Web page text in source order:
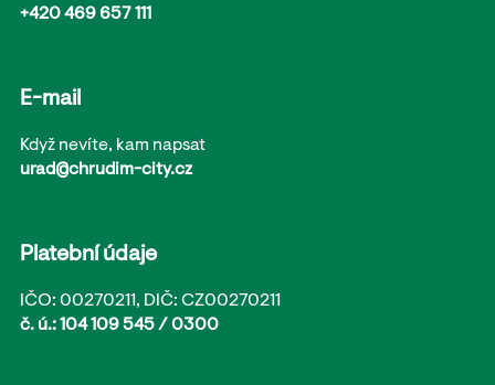
+420 469 657 111
E-mail
Když nevíte, kam napsat
urad@chrudim-city.cz
Platební údaje
IČO: 00270211, DIČ: CZ00270211
č. ú.: 104 109 545 / 0300